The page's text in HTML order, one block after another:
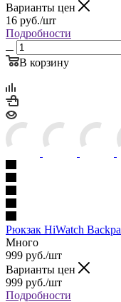
Варианты цен
16 руб./шт
Подробности
В корзину
Рюкзак HiWatch
Много
999 руб./шт
Варианты цен
999 руб./шт
Подробности